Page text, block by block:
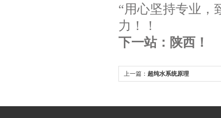
“用心坚持专业，
力！！
下一站：陕西！
上一篇： 超纯水系统原理